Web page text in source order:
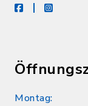
facebook
Montag: